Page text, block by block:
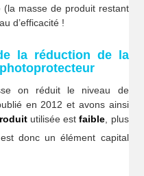
(la masse de produit restant
d’efficacité !
la réduction de la
on réduit le niveau de
en 2012 et avons ainsi
utilisée estfaible , plus
donc un élément capital